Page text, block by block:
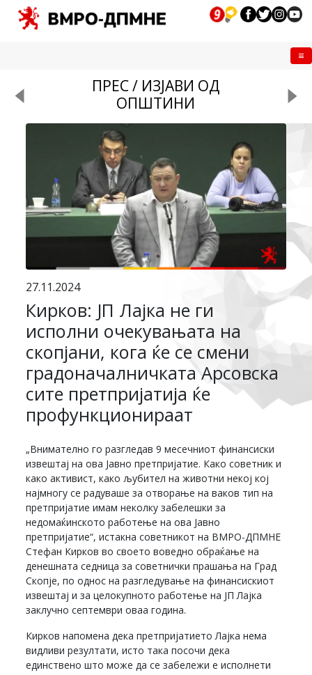
ПРЕС / ИЗЈАВИ ОД
ОПШТИНИ
27.11.2024
Кирков: ЈП Лајка не ги
исполни очекувањата на
скопјани, кога ќе се смени
градоначалничката Арсовска
сите претпријатија ќе
профункционираат
„Внимателно го разгледав 9 месечниот финансиски
извештај на ова Јавно претпријатие. Како советник и
како активист, како љубител на животни некој кој
најмногу се радуваше за отворање на ваков тип на
претпријатие имам неколку забелешки за
недомаќинското работење на ова Јавно
претпријатие“, истакна советникот на ВМРО-ДПМНЕ
Стефан Кирков во своето воведно обраќање на
денешната седница за советнички прашања на Град
Скопје, по однос на разгледување на финансискиот
извештај и за целокупното работење на ЈП Лајка
заклучно септември оваа година.
Кирков напомена дека претпријатието Лајка нема
видливи резултати, исто така посочи дека
единствено што може да се забележи е исполнети